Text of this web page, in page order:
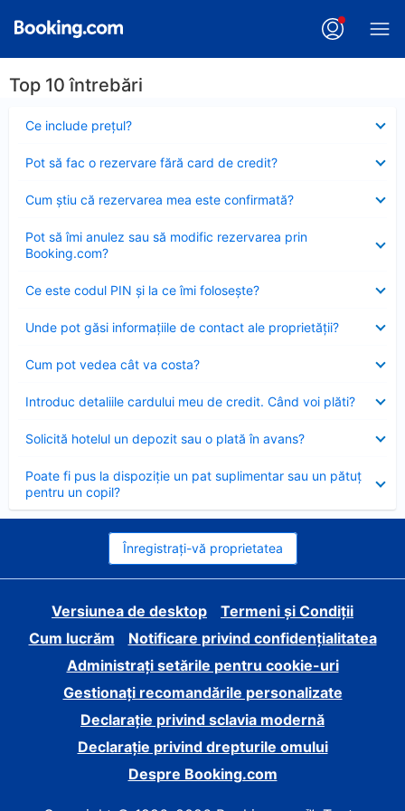
Top 10 întrebări
Ce include preţul?
închis
Pot să fac o rezervare fără card de credit?
închis
Cum ştiu că rezervarea mea este confirmată?
închis
Pot să îmi anulez sau să modific rezervarea prin
Booking.com?
închis
Ce este codul PIN şi la ce îmi foloseşte?
închis
Unde pot găsi informațiile de contact ale proprietății?
închis
Cum pot vedea cât va costa?
închis
Introduc detaliile cardului meu de credit. Când voi plăti?
închis
Solicită hotelul un depozit sau o plată în avans?
închis
Poate fi pus la dispoziție un pat suplimentar sau un pătuț
pentru un copil?
închis
Înregistrați-vă proprietatea
Versiunea de desktop
Termeni și Condiții
Cum lucrăm
Notificare privind confidențialitatea
Administrați setările pentru cookie-uri
Gestionați recomandările personalizate
Declarație privind sclavia modernă
Declarație privind drepturile omului
Despre Booking.com